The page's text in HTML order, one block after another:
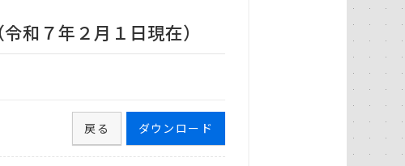
和７年２月１日現在）
ダウンロード
戻る